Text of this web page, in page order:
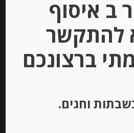
ב איסוף
להתקשר
ברצונכם
וחגים.